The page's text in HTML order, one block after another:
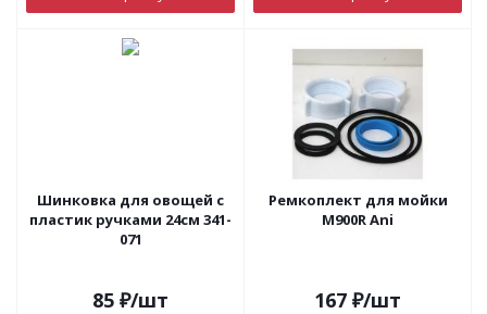
Шинковка для овощей с
пластик ручками 24см 341-
071
85 ₽/шт
Ремкоплект для мойки
М900R Ani
167 ₽/шт